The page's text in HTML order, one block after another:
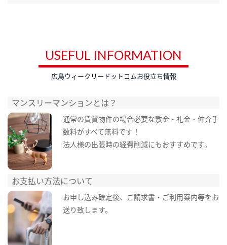
USEFUL INFORMATION
広島ウィークリードットコムお役立ち情報
マンスリーマンションとは？
通常の賃貸物件の場合必要な敷金・礼金・仲介手
数料がすべて無料です！
法人様の出張時の経費削減にもおすすめです。
お支払い方法について
お申し込み確定後、ご請求書・ご利用案内等をお
送り致します。